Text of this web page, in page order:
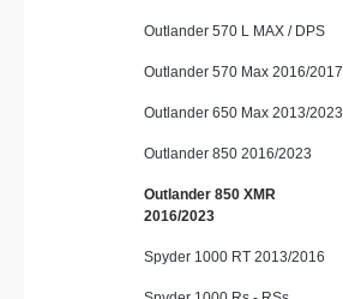
Outlander 570 L MAX / DPS
Outlander 570 Max 2016/2017
Outlander 650 Max 2013/2023
Outlander 850 2016/2023
Outlander 850 XMR
2016/2023
Spyder 1000 RT 2013/2016